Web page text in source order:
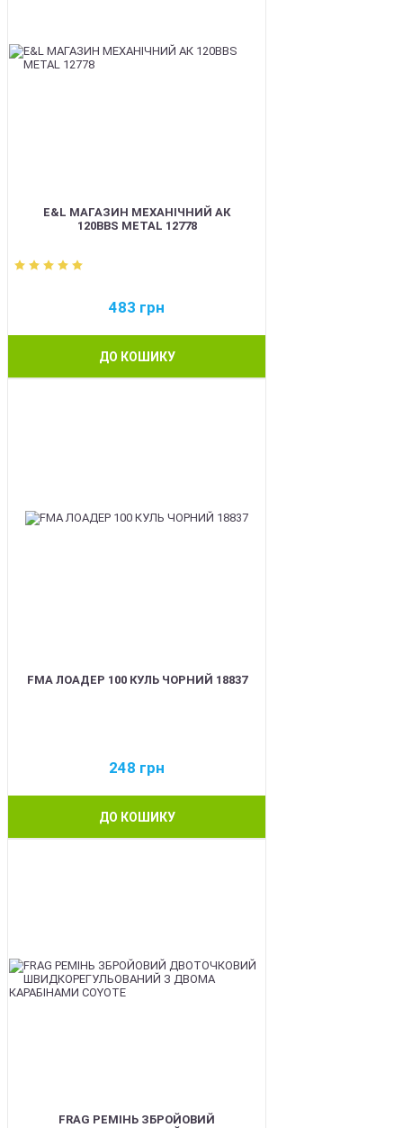
E&L МАГАЗИН МЕХАНІЧНИЙ АК
120BBS METAL 12778
483 грн
ДО КОШИКУ
FMA ЛОАДЕР 100 КУЛЬ ЧОРНИЙ 18837
248 грн
ДО КОШИКУ
FRAG РЕМІНЬ ЗБРОЙОВИЙ